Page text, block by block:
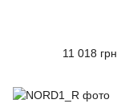
11 018 грн